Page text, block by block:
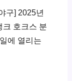
구] 2025년
크 호크스 분
에 열리는